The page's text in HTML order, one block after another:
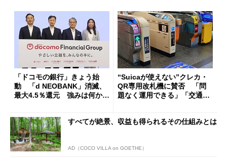
「ドコモの銀行」きょう始
動 「d NEOBANK」消滅、
最大4.5％還元 強みは何か解
“Suicaが使えない”クレカ・
QR専用改札機に賛否 「問
題なく運用できる」「交通系I
すべてが絶景、収益も得られるその仕組みとは
AD（COCO VILLA on GOETHE）